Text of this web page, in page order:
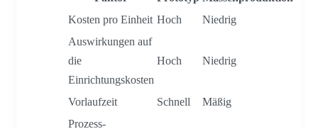
Kosten pro Einheit Hoch
Niedrig
Auswirkungen auf
die
Einrichtungskosten
Hoch Niedrig
Vorlaufzeit Schnell
Mäßig
Prozess-